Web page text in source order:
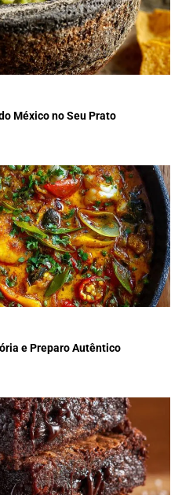
México no Seu Prato
e Preparo Autêntico